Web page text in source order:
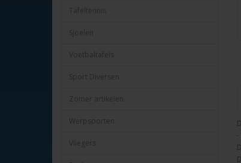
Tafeltennis
Sjoelen
Voetbaltafels
Sport Diversen
Zomer artikelen
Werpsporten
Vliegers